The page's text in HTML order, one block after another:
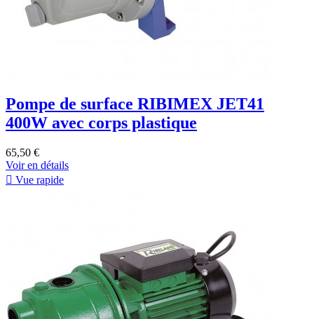
Pompe de surface RIBIMEX JET41
400W avec corps plastique
65,50 €
Voir en détails
 Vue rapide